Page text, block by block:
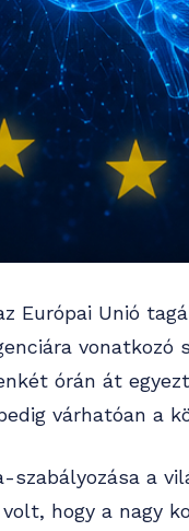
Európai Unió
vonatkozó
órán át
várhatóan a
a
hogy a nagy